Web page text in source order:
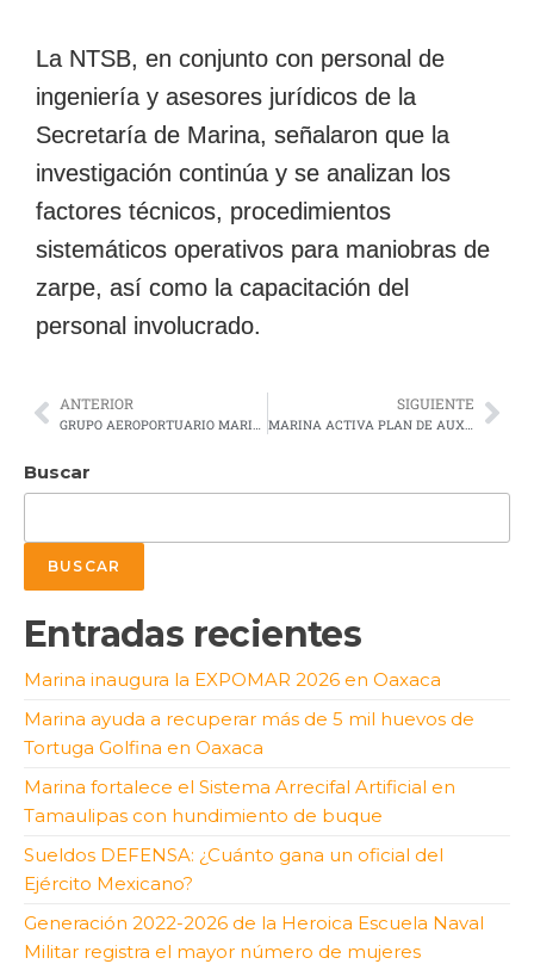
La NTSB, en conjunto con personal de
ingeniería y asesores jurídicos de la
Secretaría de Marina, señalaron que la
investigación continúa y se analizan los
factores técnicos, procedimientos
sistemáticos operativos para maniobras de
zarpe, así como la capacitación del
personal involucrado.
ANTERIOR SIGUIENTE
Buscar
BUSCAR
Entradas recientes
Marina inaugura la EXPOMAR 2026 en Oaxaca
Marina ayuda a recuperar más de 5 mil huevos de
Tortuga Golfina en Oaxaca
Marina fortalece el Sistema Arrecifal Artificial en
Tamaulipas con hundimiento de buque
Sueldos DEFENSA: ¿Cuánto gana un oficial del
Ejército Mexicano?
Generación 2022-2026 de la Heroica Escuela Naval
Militar registra el mayor número de mujeres